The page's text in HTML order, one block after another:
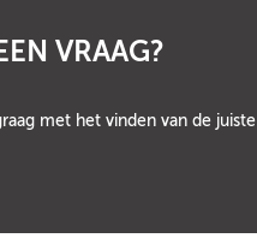
VRAAG?
met het vinden van de juiste